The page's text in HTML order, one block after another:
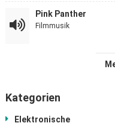
Pink Panther
Filmmusik
Kategorien
Elektronische